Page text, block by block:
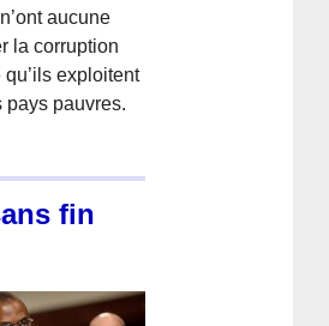
aucune
la corruption
exploitent
pays pauvres.
fin